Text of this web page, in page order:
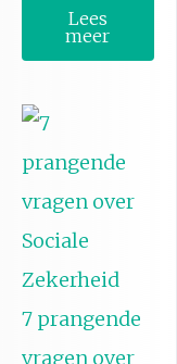
Lees
meer
7 prangende
vragen over